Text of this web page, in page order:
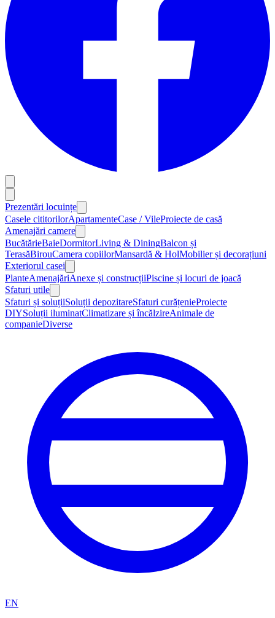
Prezentări locuințe
Casele cititorilorApartamenteCase / VileProiecte de casă
Amenajări camere
BucătărieBaieDormitorLiving & DiningBalcon și
TerasăBirouCamera copiilorMansardă & HolMobilier și decorațiuni
Exteriorul casei
PlanteAmenajăriAnexe și construcțiiPiscine și locuri de joacă
Sfaturi utile
Sfaturi și soluțiiSoluții depozitareSfaturi curățenieProiecte
DIYSoluții iluminatClimatizare și încălzireAnimale de
companieDiverse
EN